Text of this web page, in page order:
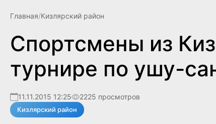
Главная/Кизлярский район
Спортсмены из
турнире по ушу-
11.11.2015 12:25 2225 просмотров
Кизлярский район